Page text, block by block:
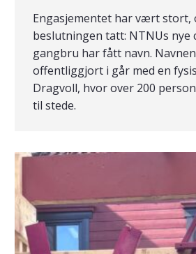
Engasjementet har vært stort,
beslutningen tatt: NTNUs nye
gangbru har fått navn.
offentliggjort i går med en
Dragvoll, hvor over 200
til stede.